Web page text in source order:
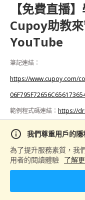
info
我們尊重用戶的隱
為了提升服務素質，我
用者的閱讀體驗 了解
【免費直播
Cupoy助教
YouTube
筆記連結：
https://www.cupoy.com/
範例程式碼連結： https://